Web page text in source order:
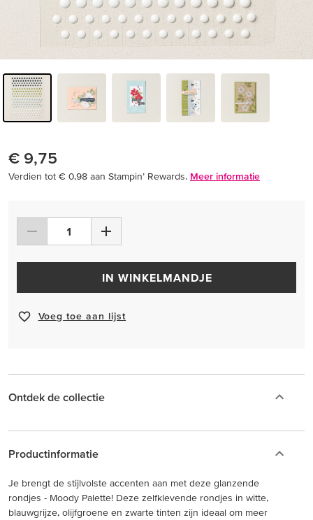
€ 9,75
Verdien tot € 0,98 aan Stampin’ Rewards. Meer informatie
IN WINKELMANDJE
Voeg toe aan lijst
Ontdek de collectie
Productinformatie
Je brengt de stijlvolste accenten aan met deze glanzende
rondjes - Moody Palette! Deze zelfklevende rondjes in witte,
blauwgrijze, olijfgroene en zwarte tinten zijn ideaal om meer